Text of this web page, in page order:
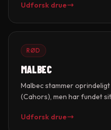
Tempranillo giver vine med
den traditionelle
Udforsk drue
RØD
MALBEC
Malbec stammer
(Cahors), men har fundet
giver Malbec dybe,
Udforsk drue